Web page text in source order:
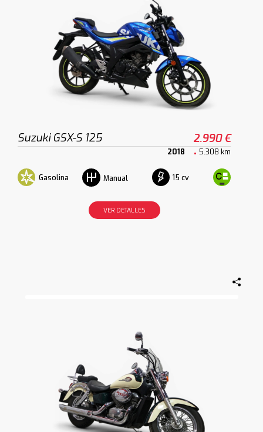
Suzuki GSX-S 125 2.990 €
2018 5.308 km
Gasolina Manual 15 cv
VER DETALLES